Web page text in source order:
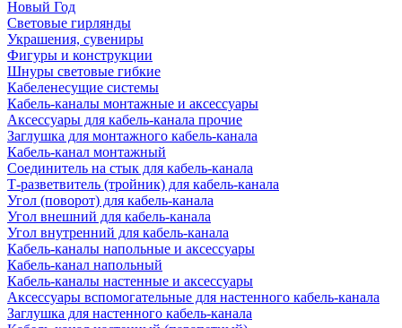
Новый Год
Световые гирлянды
Украшения, сувениры
Фигуры и конструкции
Шнуры световые гибкие
Кабеленесущие системы
Кабель-каналы монтажные и аксессуары
Аксессуары для кабель-канала прочие
Заглушка для монтажного кабель-канала
Кабель-канал монтажный
Соединитель на стык для кабель-канала
Т-разветвитель (тройник) для кабель-канала
Угол (поворот) для кабель-канала
Угол внешний для кабель-канала
Угол внутренний для кабель-канала
Кабель-каналы напольные и аксессуары
Кабель-канал напольный
Кабель-каналы настенные и аксессуары
Аксессуары вспомогательные для настенного кабель-канала
Заглушка для настенного кабель-канала